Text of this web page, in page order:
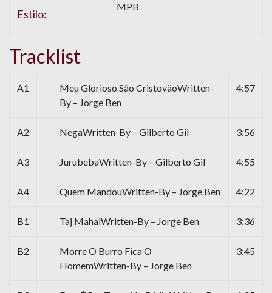
Estilo:
MPB
Tracklist
A1
Meu Glorioso São CristovãoWritten-
By – Jorge Ben
4:57
A2 NegaWritten-By – Gilberto Gil 3:56
A3 JurubebaWritten-By – Gilberto Gil 4:55
A4 Quem MandouWritten-By – Jorge Ben 4:22
B1 Taj MahalWritten-By – Jorge Ben 3:36
B2
Morre O Burro Fica O
HomemWritten-By – Jorge Ben
3:45